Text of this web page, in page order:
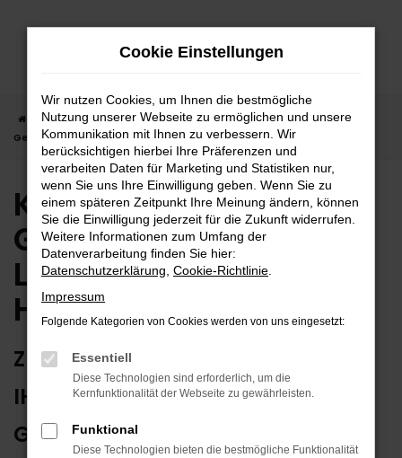
Zum
Startseite Herrenberg Kia Kia Stonic
Kia Stonic
Gebrauchtwagen | Lieferservice nach Herrenberg
Kia Stonic
Gebrauchtwagen |
Lieferservice nach
Herrenberg
ZUVERLÄSSIG FÜR HERRENBERG –
IHR KIA STONIC
GEBRAUCHTWAGEN
Cookie Einstellungen
Wir nutzen Cookies, um Ihnen die bestmögliche
Nutzung unserer Webseite zu ermöglichen und unsere
Kommunikation mit Ihnen zu verbessern. Wir
berücksichtigen hierbei Ihre Präferenzen und
verarbeiten Daten für Marketing und Statistiken nur,
wenn Sie uns Ihre Einwilligung geben. Wenn Sie zu
einem späteren Zeitpunkt Ihre Meinung ändern, können
Sie die Einwilligung jederzeit für die Zukunft widerrufen.
Weitere Informationen zum Umfang der
Datenverarbeitung finden Sie hier:
Datenschutzerklärung Cookie-Richtlinie
Impressum
Folgende Kategorien von Cookies werden von uns eingesetzt:
Essentiell
Diese Technologien sind erforderlich, um die
Kernfunktionalität der Webseite zu gewährleisten.
Funktional
Diese Technologien bieten die bestmögliche Funktionalität